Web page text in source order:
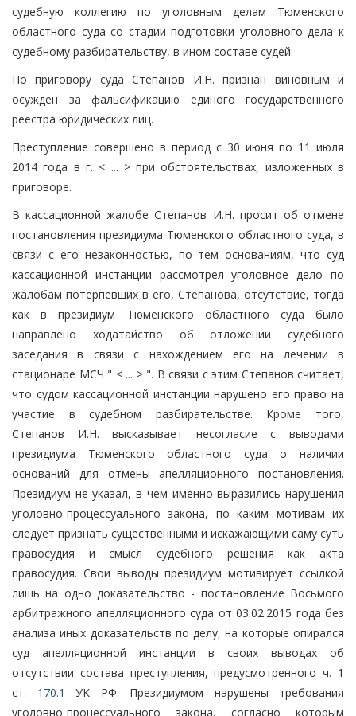
судебную коллегию по уголовным делам Тюменского
областного суда со стадии подготовки уголовного дела к
судебному разбирательству, в ином составе судей.
По приговору суда Степанов И.Н. признан виновным и
осужден за фальсификацию единого государственного
реестра юридических лиц.
Преступление совершено в период с 30 июня по 11 июля
2014 года в г. < ... > при обстоятельствах, изложенных в
приговоре.
В кассационной жалобе Степанов И.Н. просит об отмене
постановления президиума Тюменского областного суда, в
связи с его незаконностью, по тем основаниям, что суд
кассационной инстанции рассмотрел уголовное дело по
жалобам потерпевших в его, Степанова, отсутствие, тогда
как в президиум Тюменского областного суда было
направлено ходатайство об отложении судебного
заседания в связи с нахождением его на лечении в
стационаре МСЧ " < ... > ". В связи с этим Степанов считает,
что судом кассационной инстанции нарушено его право на
участие в судебном разбирательстве. Кроме того,
Степанов И.Н. высказывает несогласие с выводами
президиума Тюменского областного суда о наличии
оснований для отмены апелляционного постановления.
Президиум не указал, в чем именно выразились нарушения
уголовно-процессуального закона, по каким мотивам их
следует признать существенными и искажающими саму суть
правосудия и смысл судебного решения как акта
правосудия. Свои выводы президиум мотивирует ссылкой
лишь на одно доказательство - постановление Восьмого
арбитражного апелляционного суда от 03.02.2015 года без
анализа иных доказательств по делу, на которые опирался
суд апелляционной инстанции в своих выводах об
отсутствии состава преступления, предусмотренного ч. 1
ст. 170.1
УК РФ. Президиумом нарушены требования
уголовно-процессуального закона, согласно которым